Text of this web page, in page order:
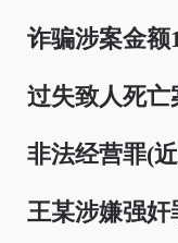
诈骗涉案金额
过失致人死
非法经营罪(
王某涉嫌强奸